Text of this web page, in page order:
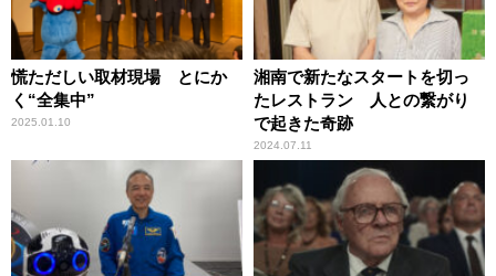
慌ただしい取材現場 とにか
く“全集中”
2025.01.10
湘南で新たなスタートを切っ
たレストラン 人との繋がり
で起きた奇跡
2024.07.11